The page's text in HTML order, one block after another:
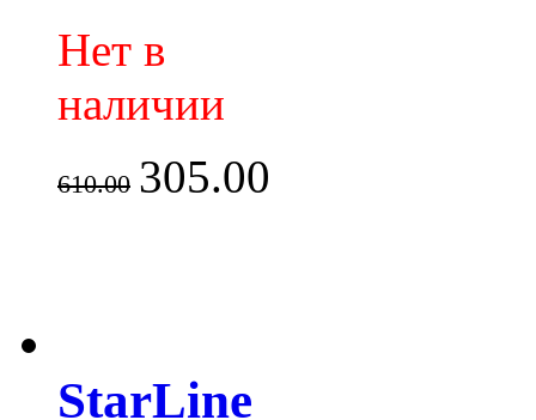
Нет в
наличии
610.00 305.00
StarLine